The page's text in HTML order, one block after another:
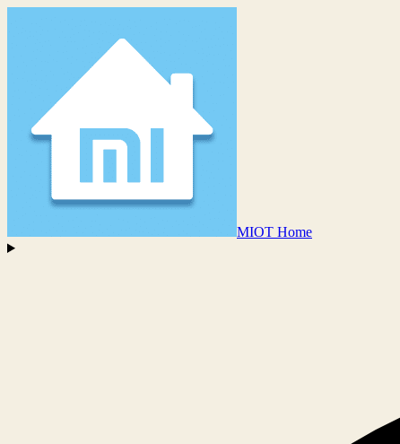
MIOT Home